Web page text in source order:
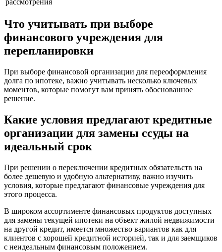
Что учитывать при выборе
финансового учреждения для
перепланировки
При выборе финансовой организации для переоформления
долга по ипотеке, важно учитывать несколько ключевых
моментов, которые помогут вам принять обоснованное
решение.
Какие условия предлагают кредитные
организации для замены ссуды на
идеальный срок
При решении о переключении кредитных обязательств на
более дешевую и удобную альтернативу, важно изучить
условия, которые предлагают финансовые учреждения для
этого процесса.
В широком ассортименте финансовых продуктов доступных
для замены текущей ипотеки на объект жилой недвижимости
на другой кредит, имеется множество вариантов как для
клиентов с хорошей кредитной историей, так и для заемщиков
с неидеальным финансовым положением.